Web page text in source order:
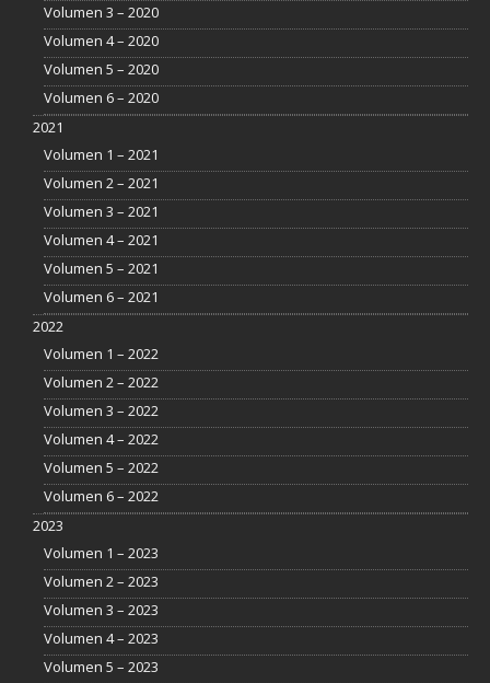
Volumen 3 – 2020
Volumen 4 – 2020
Volumen 5 – 2020
Volumen 6 – 2020
2021
Volumen 1 – 2021
Volumen 2 – 2021
Volumen 3 – 2021
Volumen 4 – 2021
Volumen 5 – 2021
Volumen 6 – 2021
2022
Volumen 1 – 2022
Volumen 2 – 2022
Volumen 3 – 2022
Volumen 4 – 2022
Volumen 5 – 2022
Volumen 6 – 2022
2023
Volumen 1 – 2023
Volumen 2 – 2023
Volumen 3 – 2023
Volumen 4 – 2023
Volumen 5 – 2023